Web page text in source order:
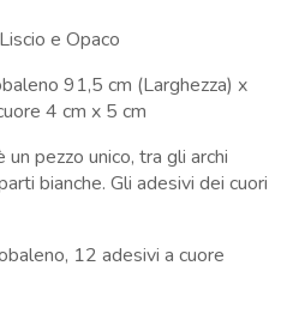
e Opaco
91,5 cm (Larghezza) x
4 cm x 5 cm
pezzo unico, tra gli archi
bianche. Gli adesivi dei cuori
12 adesivi a cuore